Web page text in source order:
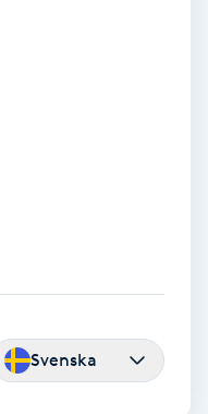
Svenska